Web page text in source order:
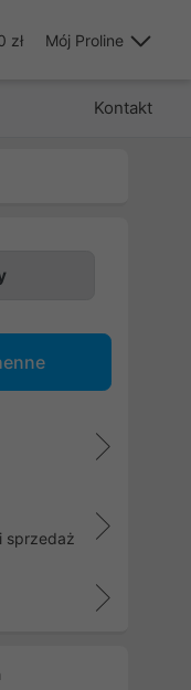
zł Mój Proline
Kontakt
sprzedaż